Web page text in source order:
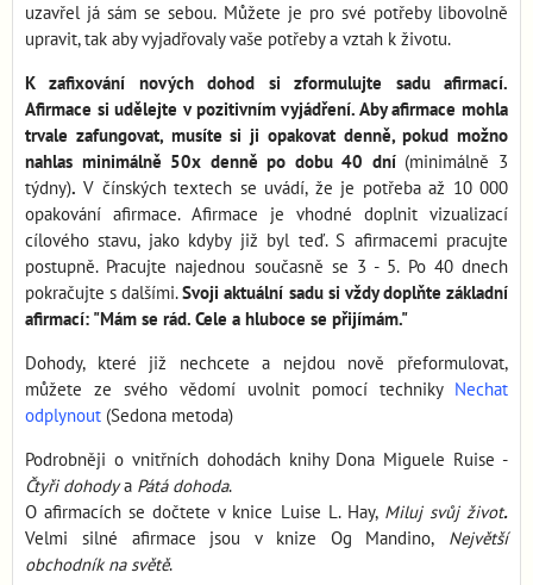
uzavřel já sám se sebou. Můžete je pro své potřeby libovolně
upravit, tak aby vyjadřovaly vaše potřeby a vztah k životu.
K zafixování nových dohod si zformulujte sadu afirmací.
Afirmace si udělejte v pozitivním vyjádření. Aby afirmace mohla
trvale zafungovat, musíte si ji opakovat denně, pokud možno
nahlas minimálně 50x denně po dobu 40 dní (minimálně 3
týdny). V čínských textech se uvádí, že je potřeba až 10 000
opakování afirmace. Afirmace je vhodné doplnit vizualizací
cílového stavu, jako kdyby již byl teď. S afirmacemi pracujte
postupně. Pracujte najednou současně se 3 - 5. Po 40 dnech
pokračujte s dalšími.Svoji aktuální sadu si vždy doplňte základní
afirmací: "Mám se rád. Cele a hluboce se přijímám."
Dohody, které již nechcete a nejdou nově přeformulovat,
můžete ze svého vědomí uvolnit pomocí techniky Nechat
odplynout (Sedona metoda)
Podrobněji o vnitřních dohodách knihy Dona Miguele Ruise -
Čtyři dohodya Pátá dohoda.
O afirmacích se dočtete v knice Luise L. Hay, Miluj svůj život.
Velmi silné afirmace jsou v knize Og Mandino, Největší
obchodník na světě.